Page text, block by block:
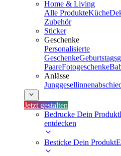
Home & Living
Alle ProdukteKüche
Zubehör
Sticker
Geschenke
Personalisierte
Geschenke
PaareFotogeschenke
Anlässe
Jetzt gestalten
Bedrucke Dein Produkt
entdecken
Besticke Dein Produkt